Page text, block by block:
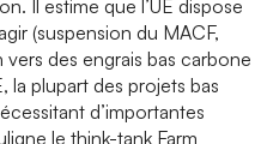
Il estime que l’UE dispose
(suspension du MACF,
des engrais bas carbone
la plupart des projets bas
d’importantes
le think-tank Farm